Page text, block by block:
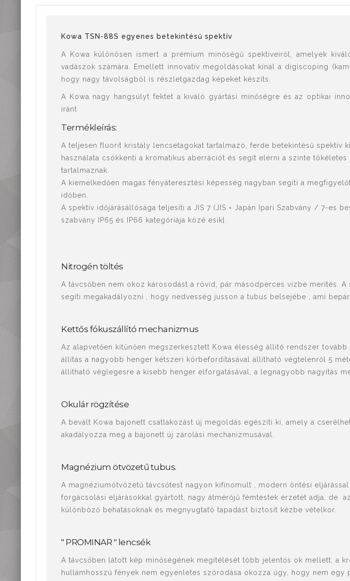
mérőeszközök
Kowa TSN-88S egyenes betekintésű spektív
A Kowa különösen ismert a prémium minőségű spektíveiről, amelyek
vadászok számára. Emellett innovatív megoldásokat kínál a digiscoping
hogy nagy távolságból is részletgazdag képeket készíts.
A Kowa nagy hangsúlyt fektet a kiváló gyártási minőségre és az optikai
iránt
Termékleírás:
A teljesen fluorit kristály lencsetagokat tartalmazó, ferde betekintésű
használata csökkenti a kromatikus aberrációt és segít elérni a szinte
tartalmaznak.
A kiemelkedően magas fényáteresztési képesség nagyban segíti a
időben.
A spektív időjárásállósága teljesíti a JIS 7 (JIS = Japán Ipari Szabvány / 7-es
szabvány IP65 és IP66 kategóriája közé esik].
Nitrogén töltés
A távcsőben nem okoz károsodást a rövid, pár másodperces vízbe merítés.
segíti megakadályozni , hogy nedvesség jusson a tubus belsejébe , ami
Kettős fókuszállító mechanizmus
Az alapvetően kitűnően megszerkesztett Kowa élesség állító rendszer
állítás a nagyobb henger kétszeri körbefordításával állítható végtelenről 5
állítható véglegesre a kisebb henger elforgatásával, a legnagyobb nagyítás
Okulár rögzítése
A bevált Kowa bajonett csatlakozást új megoldás egészíti ki, amely a
akadályozza meg a bajonett új zárolási mechanizmusával.
Magnézium ötvözetű tubus.
A magnéziumötvözetű távcsőtest nagyon kifinomult , modern öntési
forgácsolási eljárásokkal gyártott, nagy átmérőjű fémtestek érzetét adja, de
különböző behatásoknak és megnyugtató tapadást biztosít kézbe vételkor.
" PROMINAR " lencsék
A távcsőben látott kép minőségének megítélését több jelentős ok mellett, a
hullámhosszú fények nem egyenletes szóródása okozza úgy, hogy nem